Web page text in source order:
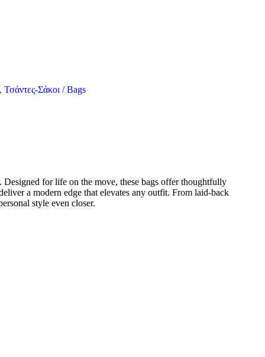
, Τσάντες-Σάκοι / Bags
for life on the move, these bags offer thoughtfully
a modern edge that elevates any outfit. From laid-back
style even closer.